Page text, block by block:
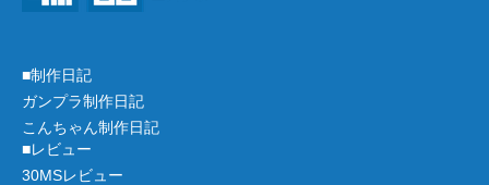
■制作日記
ガンプラ制作日記
こんちゃん制作日記
■レビュー
30MSレビュー